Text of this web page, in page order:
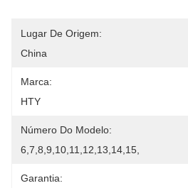
Lugar De Origem:
China
Marca:
HTY
Número Do Modelo:
6,7,8,9,10,11,12,13,14,15,
Garantia: